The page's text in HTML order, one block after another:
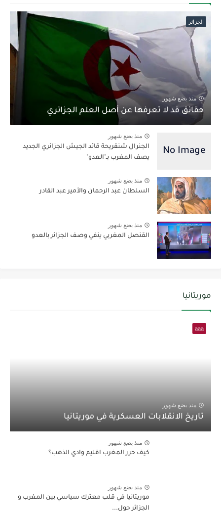
الجزائر
منذ بضع شهور
حقائق قد لا تعرفها عن أصل العلم الجزائري
منذ بضع شهور
الجنرال شنقريحة قائد الجيش الجزائري الجديد
يصف المغرب بـ"العدو"
منذ بضع شهور
السلطان عبد الرحمان والأمير عبد القادر
منذ بضع شهور
القنصل المغربي ينفي وصف الجزائر بالعدو
موريتانيا
aaa
منذ بضع شهور
تاريخ الانقلابات العسكرية في موريتانيا
منذ بضع شهور
كيف حرر المغرب اقليم وادي الذهب؟
منذ بضع شهور
موريتانيا في قلب معترك سياسي بين المغرب و
الجزائر حول...